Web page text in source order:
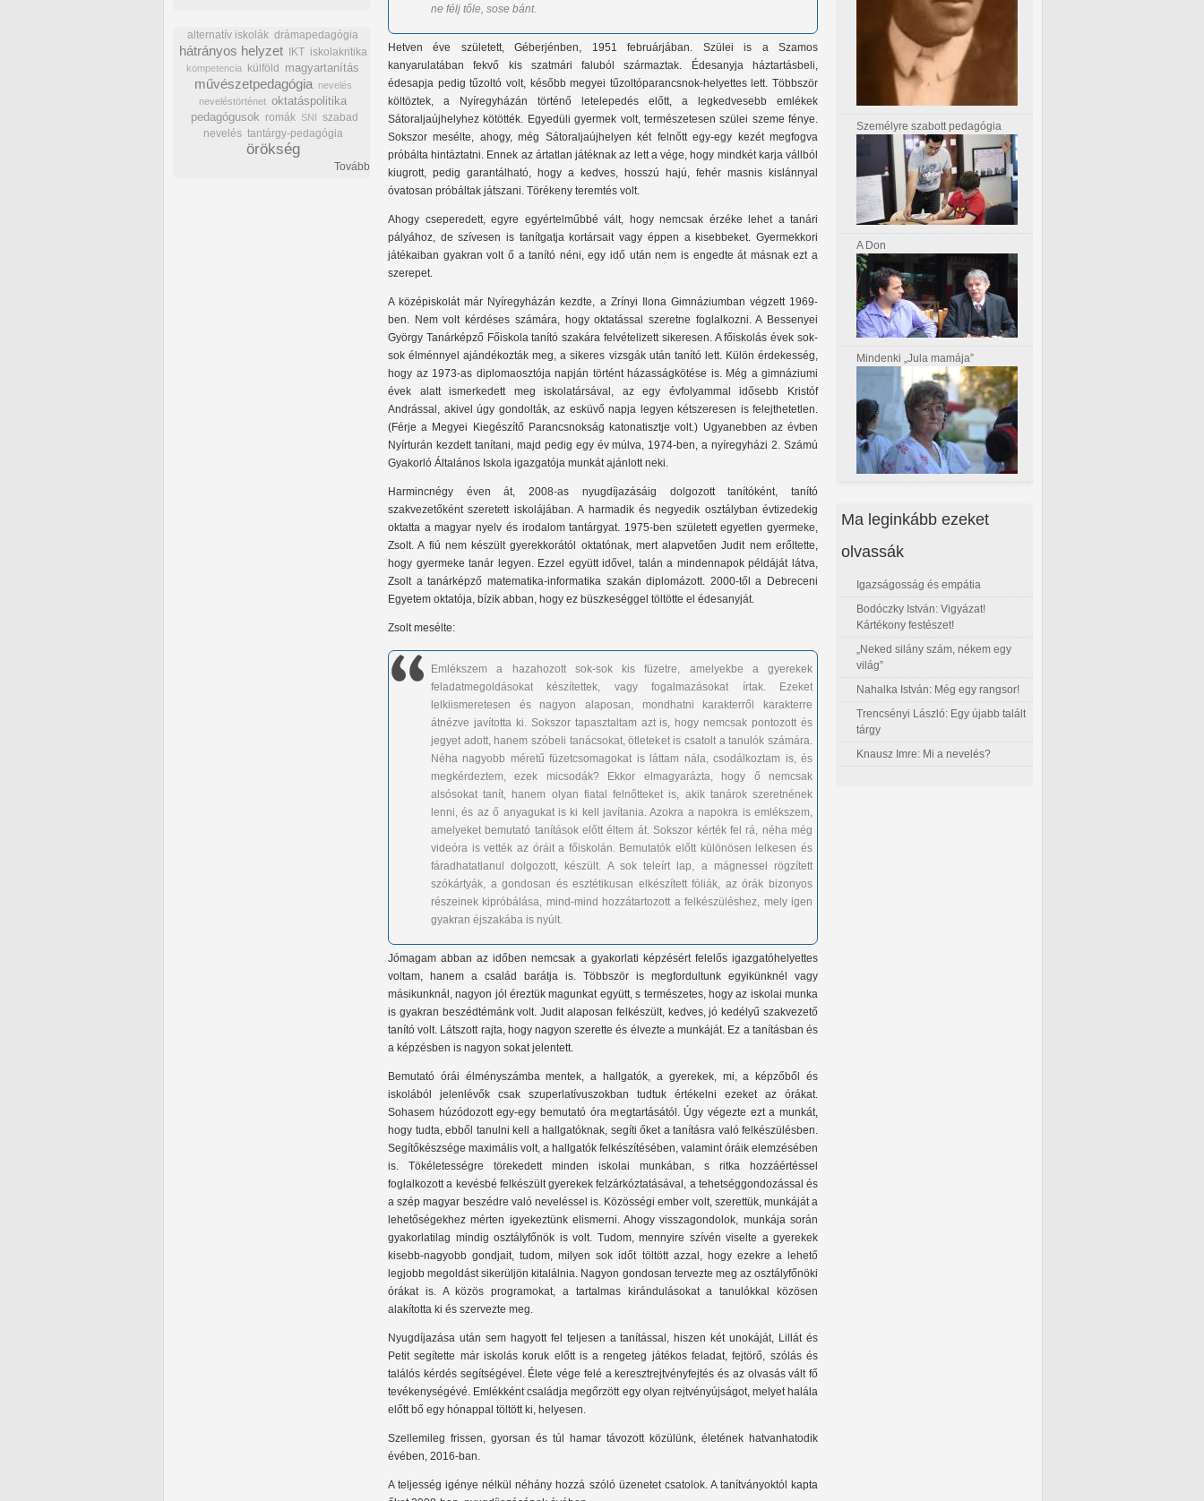
ne félj tőle, sose bánt.
Hetven éve született, Géberjénben, 1951 februárjában. Szülei is a Szamos
kanyarulatában fekvő kis szatmári faluból származtak. Édesanyja háztartásbeli,
édesapja pedig tűzoltó volt, később megyei tűzoltóparancsnok-helyettes lett. Többször
költöztek, a Nyíregyházán történő letelepedés előtt, a legkedvesebb emlékek
Sátoraljaújhelyhez kötötték. Egyedüli gyermek volt, természetesen szülei szeme fénye.
Sokszor mesélte, ahogy, még Sátoraljaújhelyen két felnőtt egy-egy kezét megfogva
próbálta hintáztatni. Ennek az ártatlan játéknak az lett a vége, hogy mindkét karja vállból
kiugrott, pedig garantálható, hogy a kedves, hosszú hajú, fehér masnis kislánnyal
óvatosan próbáltak játszani. Törékeny teremtés volt.
Ahogy cseperedett, egyre egyértelműbbé vált, hogy nemcsak érzéke lehet a tanári
pályához, de szívesen is tanítgatja kortársait vagy éppen a kisebbeket. Gyermekkori
játékaiban gyakran volt ő a tanító néni, egy idő után nem is engedte át másnak ezt a
szerepet.
A középiskolát már Nyíregyházán kezdte, a Zrínyi Ilona Gimnáziumban végzett 1969-
ben. Nem volt kérdéses számára, hogy oktatással szeretne foglalkozni. A Bessenyei
György Tanárképző Főiskola tanító szakára felvételizett sikeresen. A főiskolás évek sok-
sok élménnyel ajándékozták meg, a sikeres vizsgák után tanító lett. Külön érdekesség,
hogy az 1973-as diplomaosztója napján történt házasságkötése is. Még a gimnáziumi
évek alatt ismerkedett meg iskolatársával, az egy évfolyammal idősebb Kristóf
Andrással, akivel úgy gondolták, az esküvő napja legyen kétszeresen is felejthetetlen.
(Férje a Megyei Kiegészítő Parancsnokság katonatisztje volt.) Ugyanebben az évben
Nyírturán kezdett tanítani, majd pedig egy év múlva, 1974-ben, a nyíregyházi 2. Számú
Gyakorló Általános Iskola igazgatója munkát ajánlott neki.
Harmincnégy éven át, 2008-as nyugdíjazásáig dolgozott tanítóként, tanító
szakvezetőként szeretett iskolájában. A harmadik és negyedik osztályban évtizedekig
oktatta a magyar nyelv és irodalom tantárgyat. 1975-ben született egyetlen gyermeke,
Zsolt. A fiú nem készült gyerekkorától oktatónak, mert alapvetően Judit nem erőltette,
hogy gyermeke tanár legyen. Ezzel együtt idővel, talán a mindennapok példáját látva,
Zsolt a tanárképző matematika-informatika szakán diplomázott. 2000-től a Debreceni
Egyetem oktatója, bízik abban, hogy ez büszkeséggel töltötte el édesanyját.
Zsolt mesélte:
Emlékszem a hazahozott sok-sok kis füzetre, amelyekbe a gyerekek
feladatmegoldásokat készítettek, vagy fogalmazásokat írtak. Ezeket
lelkiismeretesen és nagyon alaposan, mondhatni karakterről karakterre
átnézve javította ki. Sokszor tapasztaltam azt is, hogy nemcsak pontozott és
jegyet adott, hanem szóbeli tanácsokat, ötleteket is csatolt a tanulók számára.
Néha nagyobb méretű füzetcsomagokat is láttam nála, csodálkoztam is, és
megkérdeztem, ezek micsodák? Ekkor elmagyarázta, hogy ő nemcsak
alsósokat tanít, hanem olyan fiatal felnőtteket is, akik tanárok szeretnének
lenni, és az ő anyagukat is ki kell javítania. Azokra a napokra is emlékszem,
amelyeket bemutató tanítások előtt éltem át. Sokszor kérték fel rá, néha még
videóra is vették az óráit a főiskolán. Bemutatók előtt különösen lelkesen és
fáradhatatlanul dolgozott, készült. A sok teleírt lap, a mágnessel rögzített
szókártyák, a gondosan és esztétikusan elkészített fóliák, az órák bizonyos
részeinek kipróbálása, mind-mind hozzátartozott a felkészüléshez, mely igen
gyakran éjszakába is nyúlt.
Jómagam abban az időben nemcsak a gyakorlati képzésért felelős igazgatóhelyettes
voltam, hanem a család barátja is. Többször is megfordultunk egyikünknél vagy
másikunknál, nagyon jól éreztük magunkat együtt, s természetes, hogy az iskolai munka
is gyakran beszédtémánk volt. Judit alaposan felkészült, kedves, jó kedélyű szakvezető
tanító volt. Látszott rajta, hogy nagyon szerette és élvezte a munkáját. Ez a tanításban és
a képzésben is nagyon sokat jelentett.
Bemutató órái élményszámba mentek, a hallgatók, a gyerekek, mi, a képzőből és
iskolából jelenlévők csak szuperlatívuszokban tudtuk értékelni ezeket az órákat.
Sohasem húzódozott egy-egy bemutató óra megtartásától. Úgy végezte ezt a munkát,
hogy tudta, ebből tanulni kell a hallgatóknak, segíti őket a tanításra való felkészülésben.
Segítőkészsége maximális volt, a hallgatók felkészítésében, valamint óráik elemzésében
is. Tökéletességre törekedett minden iskolai munkában, s ritka hozzáértéssel
foglalkozott a kevésbé felkészült gyerekek felzárkóztatásával, a tehetséggondozással és
a szép magyar beszédre való neveléssel is. Közösségi ember volt, szerettük, munkáját a
lehetőségekhez mérten igyekeztünk elismerni. Ahogy visszagondolok, munkája során
gyakorlatilag mindig osztályfőnök is volt. Tudom, mennyire szívén viselte a gyerekek
kisebb-nagyobb gondjait, tudom, milyen sok időt töltött azzal, hogy ezekre a lehető
legjobb megoldást sikerüljön kitalálnia. Nagyon gondosan tervezte meg az osztályfőnöki
órákat is. A közös programokat, a tartalmas kirándulásokat a tanulókkal közösen
alakította ki és szervezte meg.
Nyugdíjazása után sem hagyott fel teljesen a tanítással, hiszen két unokáját, Lillát és
Petit segítette már iskolás koruk előtt is a rengeteg játékos feladat, fejtörő, szólás és
találós kérdés segítségével. Élete vége felé a keresztrejtvényfejtés és az olvasás vált fő
tevékenységévé. Emlékként családja megőrzött egy olyan rejtvényújságot, melyet halála
előtt bő egy hónappal töltött ki, helyesen.
Szellemileg frissen, gyorsan és túl hamar távozott közülünk, életének hatvanhatodik
évében, 2016-ban.
A teljesség igénye nélkül néhány hozzá szóló üzenetet csatolok. A tanítványoktól kapta
alternatív iskolák drámapedagógia
hátrányos helyzet IKT iskolakritika
kompetencia külföld magyartanítás
művészetpedagógia
nevelés
neveléstörténet oktatáspolitika
pedagógusok romák SNI szabad
nevelés tantárgy-pedagógia
örökség
Tovább
Személyre szabott pedagógia
A Don
Mindenki „Jula mamája”
Ma leginkább ezeket
olvassák
Igazságosság és empátia
Bodóczky István: Vigyázat!
Kártékony festészet!
„Neked silány szám, nékem egy
világ”
Nahalka István: Még egy rangsor!
Trencsényi László: Egy újabb talált
tárgy
Knausz Imre: Mi a nevelés?